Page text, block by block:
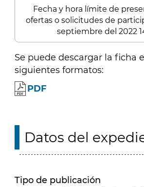
Fecha y hora límite de
ofertas o solicitudes de
septiembre del 2022
Se puede descargar la ficha
siguientes formatos:
PDF
Datos del
Tipo de publicación